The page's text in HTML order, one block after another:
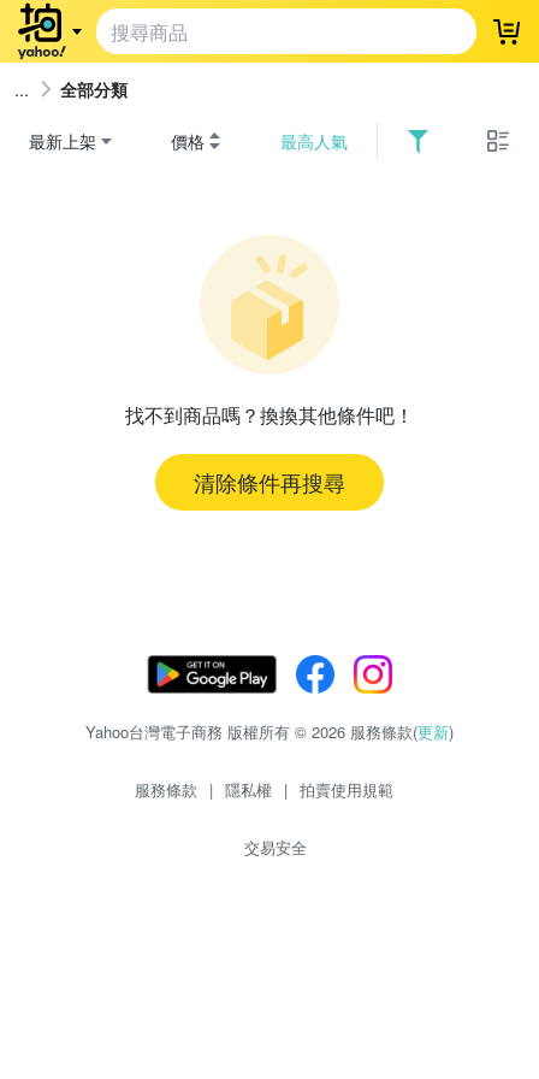
登
全部分類
最新上架 價格 最高人氣
找不到商品嗎？換換其他條件吧！
清除條件再搜尋
Yahoo台灣電子商務 版權所有 © 2026 服務條款(更新)
服務條款 | 隱私權 | 拍賣使用規範
交易安全